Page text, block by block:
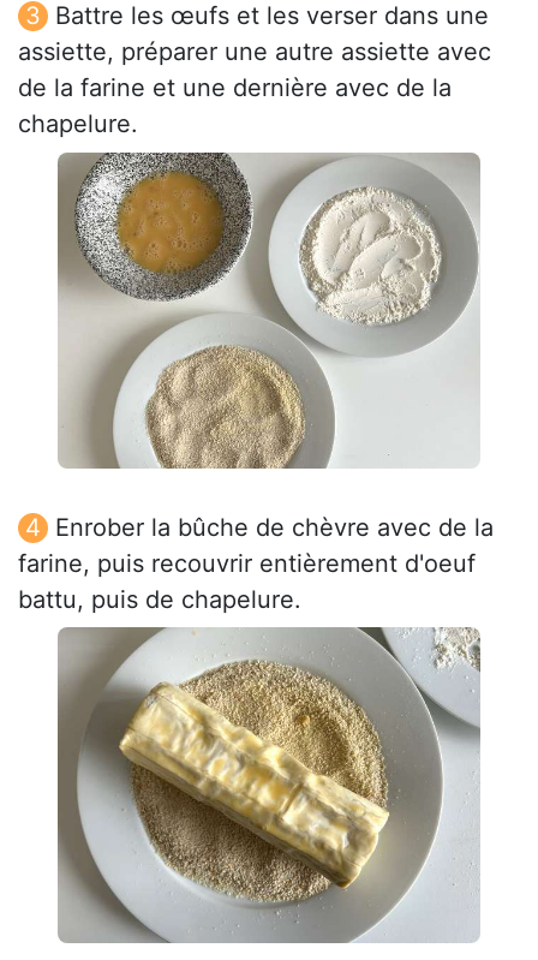
Battre les œufs et les verser dans une
assiette, préparer une autre assiette avec
de la farine et une dernière avec de la
chapelure.
Enrober la bûche de chèvre avec de la
farine, puis recouvrir entièrement d'oeuf
battu, puis de chapelure.